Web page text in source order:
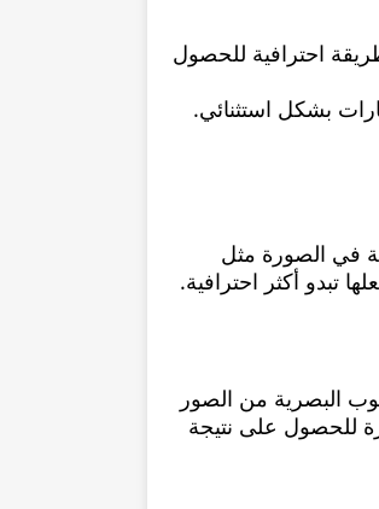
احترافية للحصول
بشكل استثنائي.
في الصورة مثل
تبدو أكثر احترافية.
البصرية من الصور
للحصول على نتيجة